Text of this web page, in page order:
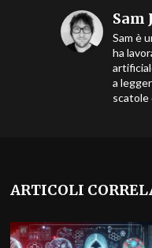
Sam
Sam è
ha
a
scatole
ARTICOLI